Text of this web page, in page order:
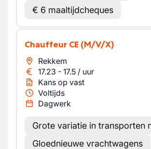
€ 6 maaltijdcheques
Chauffeur CE (M/V/X)
Rekkem
17.23 - 17.5 / uur
Kans op vast
Voltijds
Dagwerk
Grote variatie in transporten
Gloednieuwe vrachtwagens